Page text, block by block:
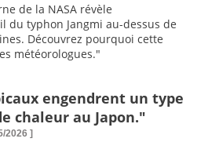
de la NASA révèle
du typhon Jangmi au-dessus de
Découvrez pourquoi cette
météorologues."
engendrent un type
chaleur au Japon."
2026 ]